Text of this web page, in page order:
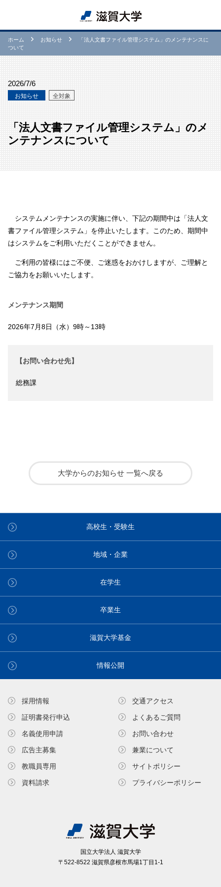
ホーム お知らせ
「法人文書ファイル管理システム」のメンテナンスに
ついて
2026/7/6
お知らせ 全対象
「法人文書ファイル管理システム」のメ
ンテナンスについて
システムメンテナンスの実施に伴い、下記の期間中は「法人文
書ファイル管理システム」を停止いたします。このため、期間中
はシステムをご利用いただくことができません。
ご利用の皆様にはご不便、ご迷惑をおかけしますが、ご理解と
ご協力をお願いいたします。
メンテナンス期間
2026年7月8日（水）9時～13時
【お問い合わせ先】
総務課
大学からのお知らせ 一覧へ戻る
高校生・受験生
地域・企業
在学生
卒業生
滋賀大学基金
情報公開
国⽴⼤学法⼈ 滋賀⼤学
〒522-8522 滋賀県彦根市⾺場1丁⽬1-1
採用情報
証明書発⾏申込
名義使⽤申請
広告主募集
教職員専⽤
資料請求
交通アクセス
よくあるご質問
お問い合わせ
兼業について
サイトポリシー
プライバシーポリシー